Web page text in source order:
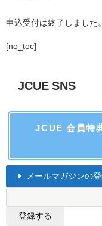
申込受付は終了しました。
[no_toc]
JCUE SNS
JCUE 会員特
メールマガジンの